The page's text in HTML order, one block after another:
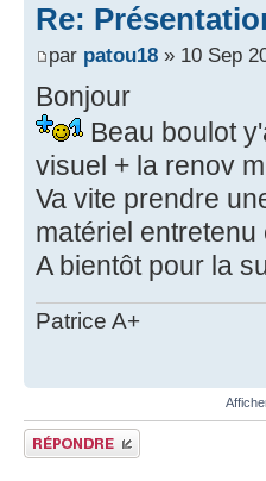
Re:
par patou18 » 10 Sep
Bonjour
Beau boulot
visuel + la renov
Va vite prendre
matériel entretenu
A bientôt pour la
Patrice A+
Publier une réponse